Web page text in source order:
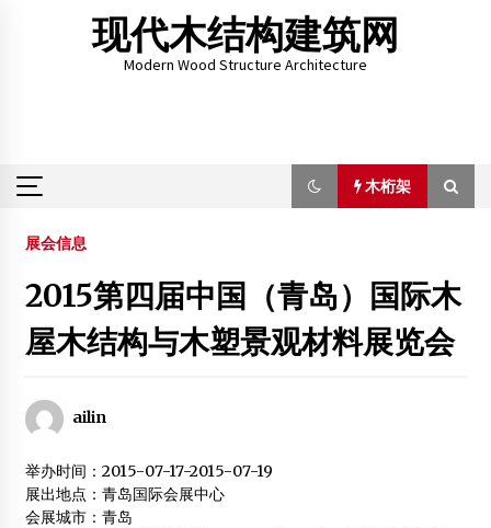
现代木结构建筑网
Modern Wood Structure Architecture
木桁架
木桁架
第五届木结构建筑工程专业91班毕业纪念册
2015年2月26日
贵港市意力环保建材有限公司
2012年2月11日
全国欧式实木门窗制造技术与刀具研讨会在南京举行
2013年11月16日
展会信息
2015第四届中国（青岛）国际木
屋木结构与木塑景观材料展览会
ailin
举办时间：2015-07-17-2015-07-19
展出地点：青岛国际会展中心
会展城市：青岛